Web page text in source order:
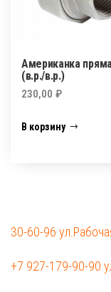
Американка
(в.р./в.р.)
230,00 ₽
В корзину
30-60-96
+7 927-179-90-90